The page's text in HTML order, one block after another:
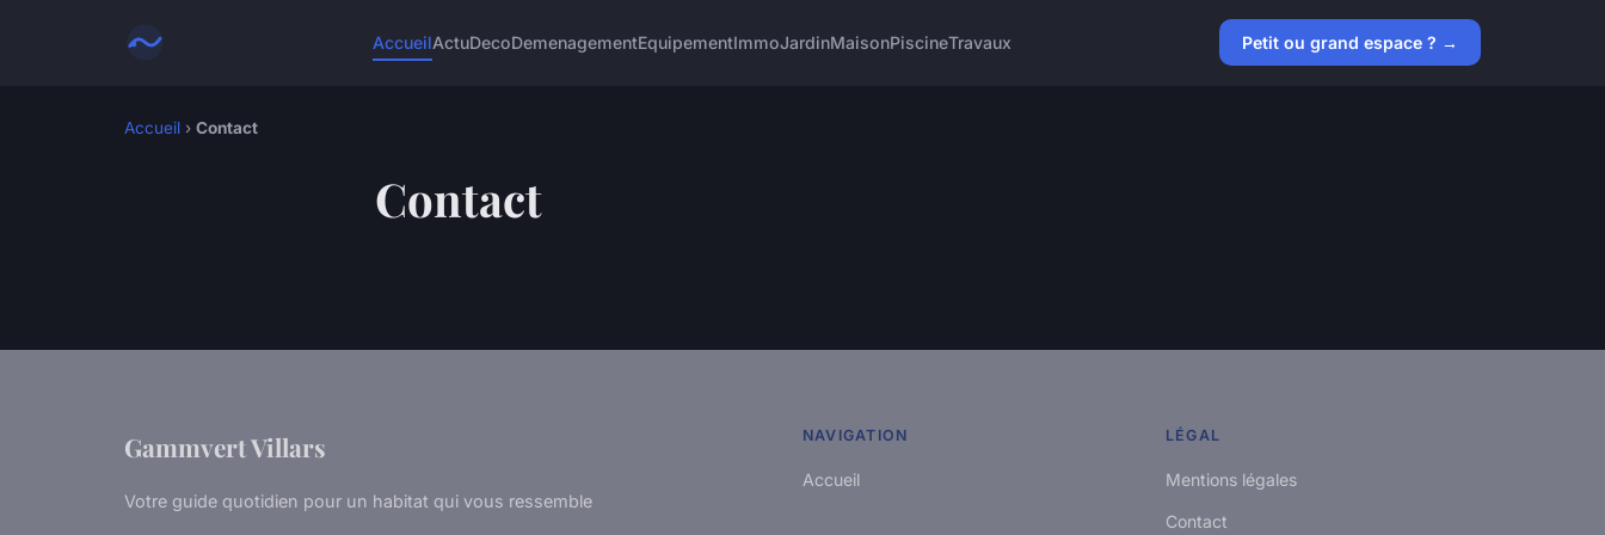
AccueilActuDecoDemenagementEquipementImmoJardinMaisonPiscineTravaux Petit ou grand espace ? →
Accueil › Contact
Contact
Gammvert Villars
Votre guide quotidien pour un habitat qui vous ressemble
NAVIGATION
Accueil
LÉGAL
Mentions légales
Contact